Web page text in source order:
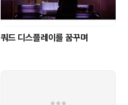
쿼드 디스플레이를 꿈꾸며